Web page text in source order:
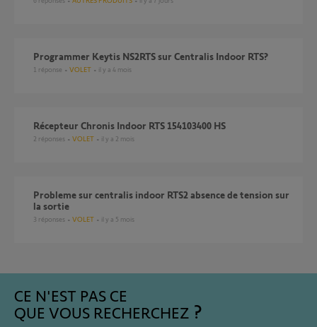
programmer Keytis NS2RTS sur Centralis Indoor RTS?
1 réponse VOLET il y a 4 mois
Récepteur Chronis Indoor RTS 154103400 HS
2 réponses VOLET il y a 2 mois
Probleme sur centralis indoor RTS2 absence de tension sur
la sortie
3 réponses VOLET il y a 5 mois
CE N'EST PAS CE
QUE VOUS RECHERCHEZ